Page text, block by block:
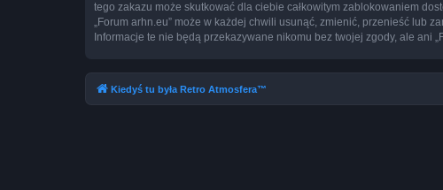
tego zakazu może skutkować dla ciebie całkowitym zablokowaniem
„Forum arhn.eu” może w każdej chwili usunąć, zmienić, przenieść lub
Informacje te nie będą przekazywane nikomu bez twojej zgody, ale ani
Kiedyś tu była Retro Atmosfera™